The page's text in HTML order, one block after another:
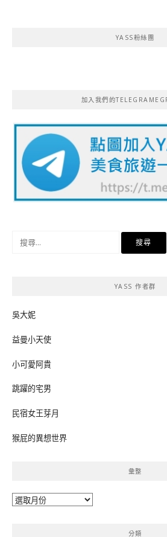
YASS粉絲團
加入我們的
YASS 作者群
吳大妮
益曼小天使
小可愛阿貴
跳躍的宅男
民宿女王芽月
猴屁的異想世界
彙整
彙
分類